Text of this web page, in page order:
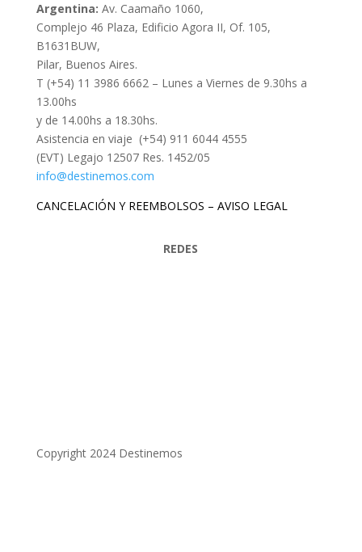
Argentina: Av. Caamaño 1060,
Complejo 46 Plaza, Edificio Agora II, Of. 105,
B1631BUW,
Pilar, Buenos Aires.
T (+54) 11 3986 6662 – Lunes a Viernes de 9.30hs a
13.00hs
y de 14.00hs a 18.30hs.
Asistencia en viaje (+54) 911 6044 4555
(EVT) Legajo 12507 Res. 1452/05
info@destinemos.com
CANCELACIÓN Y REEMBOLSOS – AVISO LEGAL
REDES
Copyright 2024 Destinemos